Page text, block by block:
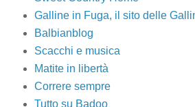
Galline in Fuga, il sito delle
Balbianblog
Scacchi e musica
Matite in libertà
Correre sempre
Tutto su Badoo